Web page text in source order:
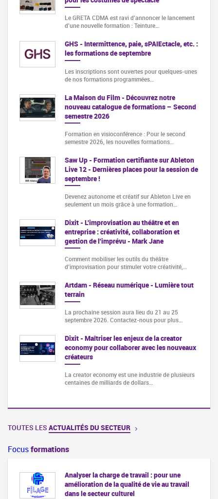
Le GRETA CDMA est ravi d'annoncer le lancement
d'une nouvelle formation : Teinture…
GHS - Intermittence, paie, sPAIEctacle, etc. :
les formations de septembre
Les inscriptions sont ouvertes pour quelques-unes
de nos formations programmées…
La Maison du Film - Découvrez notre
nouveau catalogue de formations – Second
semestre 2026
Formation en visioconférence : Pour le second
semestre 2026, les nouvelles formations…
Saw Up - Formation certifiante sur Ableton
Live 12 - Dernières places pour la session de
septembre !
Devenez autonome et créatif sur Ableton Live en
seulement un mois grâce à une formation…
Dixit - L'improvisation au théâtre et en
entreprise : créativité, collaboration et
gestion de l'imprévu - Mark Jane
Comment mobiliser les outils du théâtre
d’improvisation pour stimuler votre créativité,…
Artdam - Réseau numérique - Lumière tout
terrain
La prochaine session aura lieu du 21 au 25
septembre 2026. Contactez-nous pour plus…
Dixit - Maîtriser les enjeux de la creator
economy pour collaborer avec les nouveaux
créateurs
La creator economy est une industrie de plusieurs
centaines de milliards de dollars…
TOUTES LES ACTUALITÉS DU SECTEUR
Focusformations
Analyser la charge de travail : pour une
amélioration de la qualité de vie au travail
dans le secteur culturel